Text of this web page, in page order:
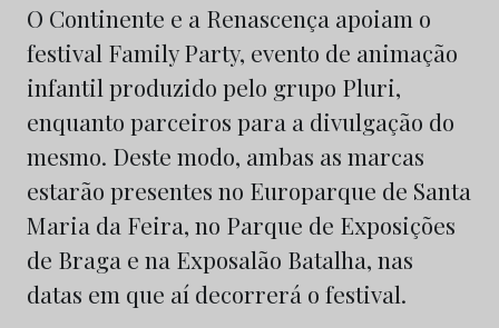
O Continente e a Renascença apoiam o
festival Family Party, evento de animação
infantil produzido pelo grupo Pluri,
enquanto parceiros para a divulgação do
mesmo. Deste modo, ambas as marcas
estarão presentes no Europarque de Santa
Maria da Feira, no Parque de Exposições
de Braga e na Exposalão Batalha, nas
datas em que aí decorrerá o festival.